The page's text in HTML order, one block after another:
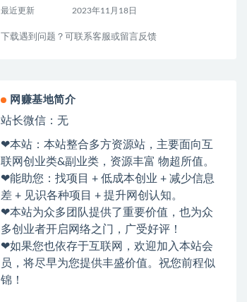
最近更新 2023年11月18日
下载遇到问题？可联系客服或留言反馈
网赚基地简介
站长微信：无
❤本站：本站整合多方资源站，主要面向互
联网创业类&副业类，资源丰富 物超所值。
❤能助您：找项目 + 低成本创业 + 减少信息
差 + 见识各种项目 + 提升网创认知。
❤本站为众多团队提供了重要价值，也为众
多创业者开启网络之门，广受好评！
❤如果您也依存于互联网，欢迎加入本站会
员，将尽早为您提供丰盛价值。祝您前程似
锦！